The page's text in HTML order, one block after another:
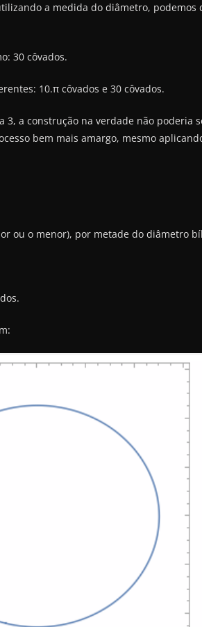
a medida do diâmetro,
30 côvados.
10.π côvados e 30 côvados.
3, a construção na verdade não
bem mais amargo, mesmo
ou o menor), por metade do diâmetro